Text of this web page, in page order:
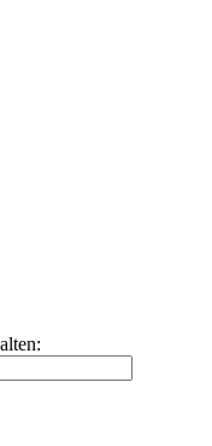
Firma oder Team